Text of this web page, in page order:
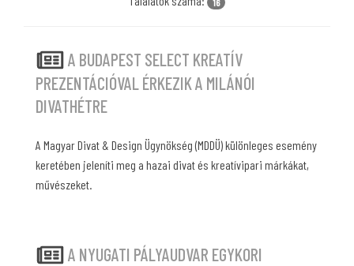
16
A BUDAPEST SELECT KREATÍV
PREZENTÁCIÓVAL ÉRKEZIK A MILÁNÓI
DIVATHÉTRE
A Magyar Divat & Design Ügynökség (MDDÜ) különleges esemény
keretében jeleníti meg a hazai divat és kreatívipari márkákat,
művészeket.
A NYUGATI PÁLYAUDVAR EGYKORI